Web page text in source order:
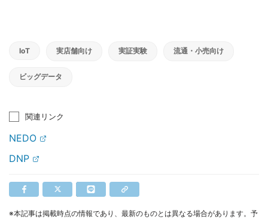
IoT 実店舗向け 実証実験 流通・小売向け
ビッグデータ
関連リンク
NEDO
DNP
※本記事は掲載時点の情報であり、最新のものとは異なる場合があります。予